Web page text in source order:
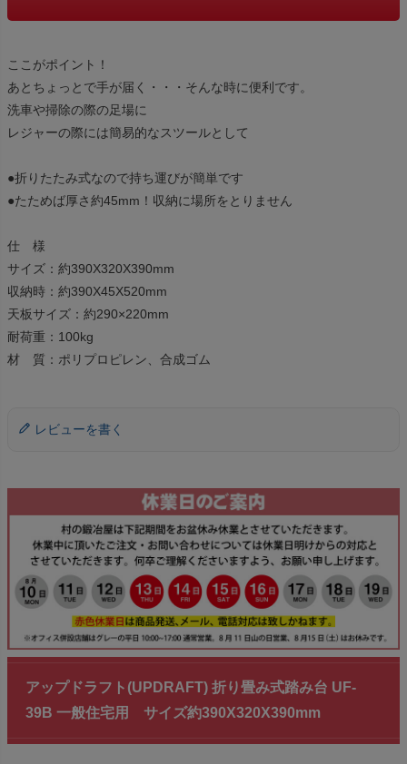
ここがポイント！
あとちょっとで手が届く・・・そんな時に便利です。
洗車や掃除の際の足場に
レジャーの際には簡易的なスツールとして
●折りたたみ式なので持ち運びが簡単です
●たためば厚さ約45mm！収納に場所をとりません
仕 様
サイズ：約390X320X390mm
収納時：約390X45X520mm
天板サイズ：約290×220mm
耐荷重：100kg
材 質：ポリプロピレン、合成ゴム
レビューを書く
アップドラフト(UPDRAFT) 折り畳み式踏み台 UF-
39B 一般住宅用 サイズ約390X320X390mm